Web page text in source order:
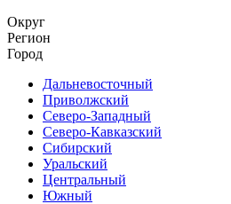
Округ
Регион
Город
Дальневосточный
Приволжский
Северо-Западный
Северо-Кавказский
Сибирский
Уральский
Центральный
Южный